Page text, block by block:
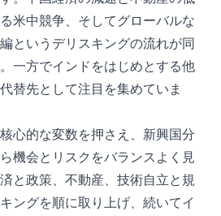
米中競争、そしてグローバルな
というデリスキングの流れが同
一方でインドをはじめとする他
替先として注目を集めていま
心的な変数を押さえ、新興国分
機会とリスクをバランスよく見
と政策、不動産、技術自立と規
ングを順に取り上げ、続いてイ